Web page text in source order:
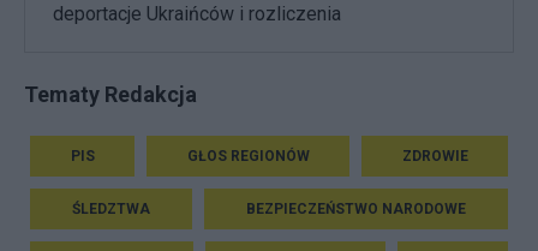
deportacje Ukraińców i rozliczenia
Tematy Redakcja
PIS GŁOS REGIONÓW ZDROWIE
ŚLEDZTWA BEZPIECZEŃSTWO NARODOWE